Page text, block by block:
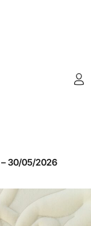
–30/05/2026